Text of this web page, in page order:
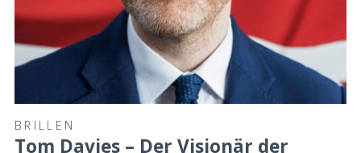
BRILLEN
Tom Davies – Der Visionär der